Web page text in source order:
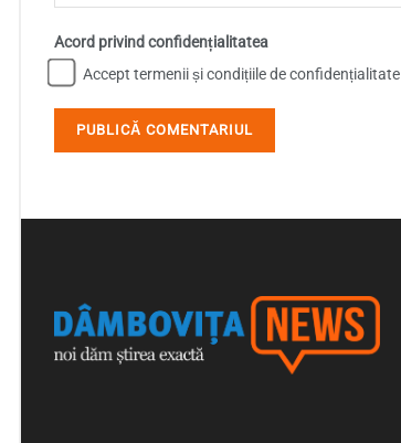
Acord privind confidențialitatea
Accept termenii și condițiile de confidențialitate